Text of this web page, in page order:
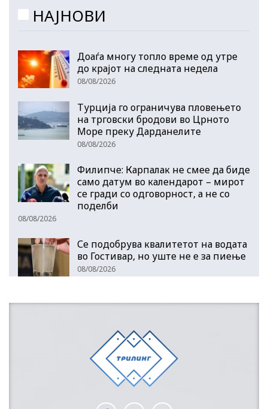
НАЈНОВИ
Доаѓа многу топло време од утре
до крајот на следната недела
08/08/2026
Турција го ограничува пловењето
на трговски бродови во Црното
Море преку Дарданелите
08/08/2026
Филипче: Карпалак не смее да биде
само датум во календарот – мирот
се гради со одговорност, а не со
поделби
08/08/2026
Се подобрува квалитетот на водата
во Гостивар, но уште не е за пиење
08/08/2026